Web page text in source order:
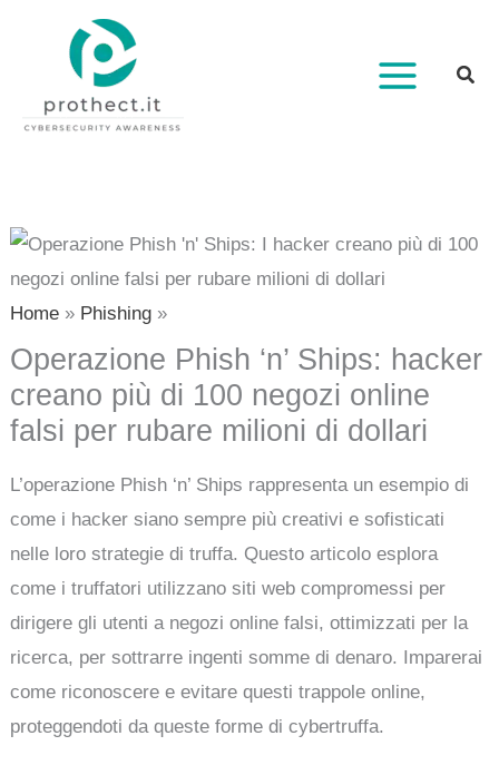
contenuto
Home Phishing
Operazione Phish ‘n’ Ships: hacker
creano più di 100 negozi online
falsi per rubare milioni di dollari
L’operazione Phish ‘n’ Ships rappresenta un esempio di
come i hacker siano sempre più creativi e sofisticati
nelle loro strategie di truffa. Questo articolo esplora
come i truffatori utilizzano siti web compromessi per
dirigere gli utenti a negozi online falsi, ottimizzati per la
ricerca, per sottrarre ingenti somme di denaro. Imparerai
come riconoscere e evitare questi trappole online,
proteggendoti da queste forme di cybertruffa.